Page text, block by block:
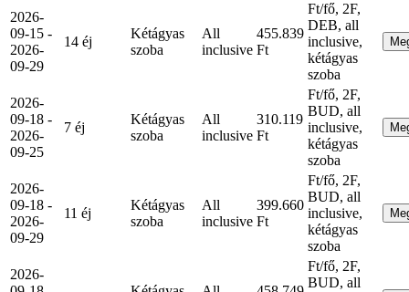
2026-
09-15 -
2026-
09-29
14 éj
Kétágyas
szoba
All
inclusive
455.839
Ft
Ft/fő, 2F,
DEB, all
inclusive,
kétágyas
szoba
2026-
09-18 -
2026-
09-25
7 éj
Kétágyas
szoba
All
inclusive
310.119
Ft
Ft/fő, 2F,
BUD, all
inclusive,
kétágyas
szoba
2026-
09-18 -
2026-
09-29
11 éj
Kétágyas
szoba
All
inclusive
399.660
Ft
Ft/fő, 2F,
BUD, all
inclusive,
kétágyas
szoba
2026-
Ft/fő, 2F,
BUD, all